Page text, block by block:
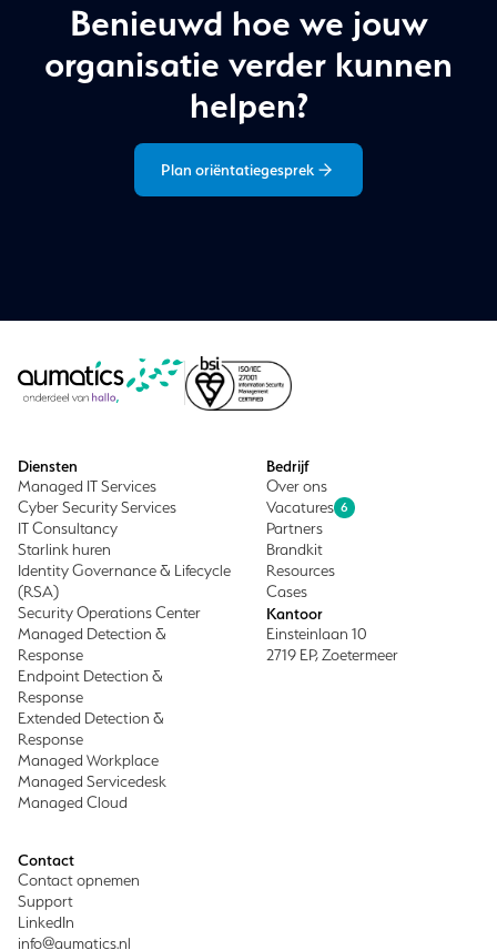
Benieuwd hoe we jouw
organisatie verder kunnen
helpen?
Plan oriëntatiegesprek
Bedrijf
Over ons
Vacatures 6
Partners
Brandkit
Resources
Cases
Kantoor
Einsteinlaan 10
2719 EP, Zoetermeer
Contact
Contact opnemen
Support
LinkedIn
info@aumatics.nl
Diensten
Managed IT Services
Cyber Security Services
IT Consultancy
Starlink huren
Identity Governance & Lifecycle
(RSA)
Security Operations Center
Managed Detection &
Response
Endpoint Detection &
Response
Extended Detection &
Response
Managed Workplace
Managed Servicedesk
Managed Cloud